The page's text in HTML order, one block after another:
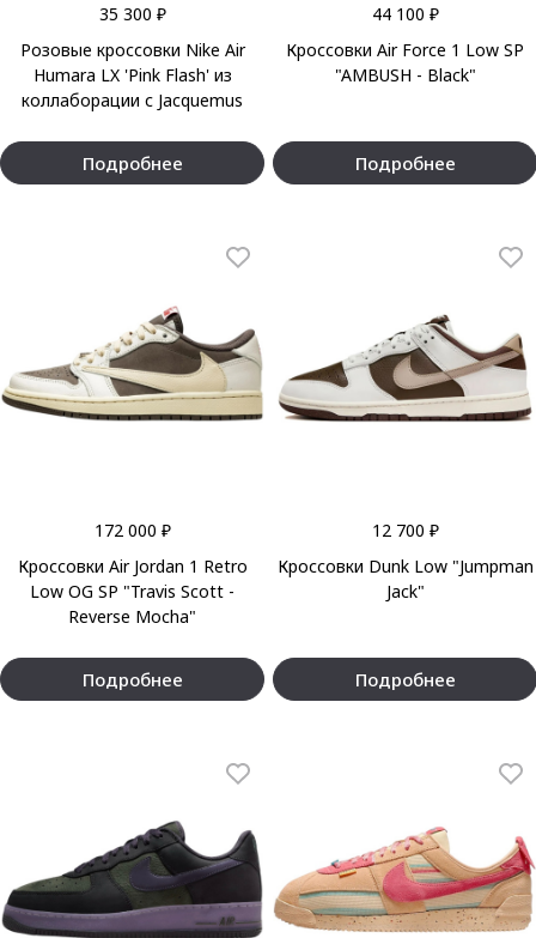
35 300 ₽
Розовые кроссовки Nike Air
Humara LX 'Pink Flash' из
коллаборации с Jacquemus
Подробнее
44 100 ₽
Кроссовки Air Force 1 Low SP
"AMBUSH - Black"
Подробнее
172 000 ₽
Кроссовки Air Jordan 1 Retro
Low OG SP "Travis Scott -
Reverse Mocha"
Подробнее
12 700 ₽
Кроссовки Dunk Low "Jumpman
Jack"
Подробнее